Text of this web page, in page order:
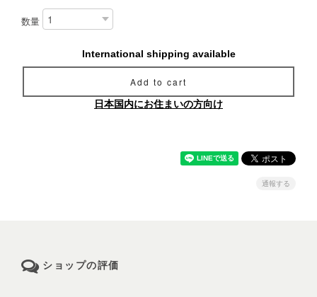
数量
International shipping available
Add to cart
日本国内にお住まいの方向け
通報する
ショップの評価